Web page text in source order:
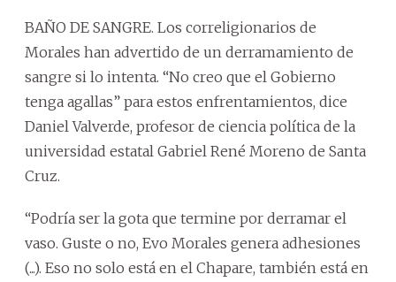
BAÑO DE SANGRE. Los correligionarios de
Morales han advertido de un derramamiento de
sangre si lo intenta. “No creo que el Gobierno
tenga agallas” para estos enfrentamientos, dice
Daniel Valverde, profesor de ciencia política de la
universidad estatal Gabriel René Moreno de Santa
Cruz.
“Podría ser la gota que termine por derramar el
vaso. Guste o no, Evo Morales genera adhesiones
(...). Eso no solo está en el Chapare, también está en